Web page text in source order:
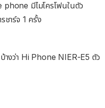
มีไมโครโฟนในตัว
ชาร์จ 1 ครั้ง
างว่า Hi Phone NIER-E5 ตัว